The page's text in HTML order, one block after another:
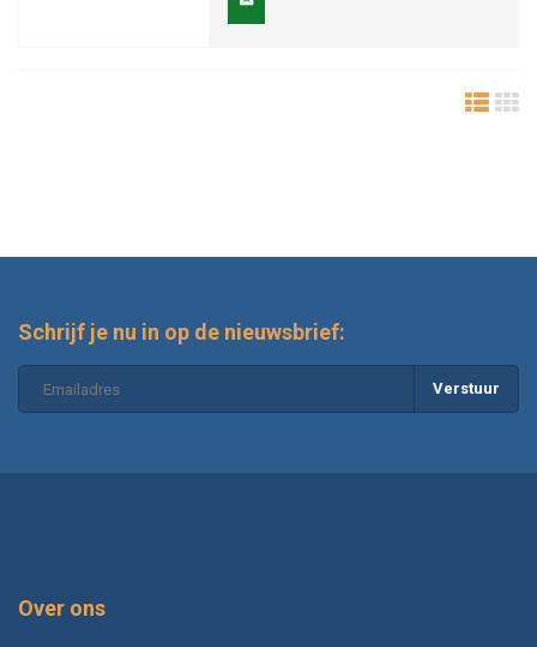
Schrijf je nu in op de nieuwsbrief:
Verstuur
Over ons